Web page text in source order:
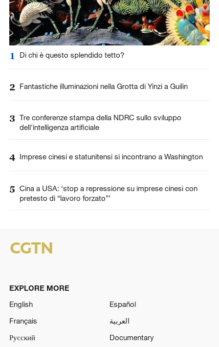
1 Di chi è questo splendido tetto?
2 Fantastiche illuminazioni nella Grotta di Yinzi a Guilin
3 Tre conferenze stampa della NDRC sullo sviluppo
dell'intelligenza artificiale
4 Imprese cinesi e statunitensi si incontrano a Washington
5 Cina a USA: ‘stop a repressione su imprese cinesi con
pretesto di “lavoro forzato”’
EXPLORE MORE
English
Español
Français
العربية
Русский
Documentary